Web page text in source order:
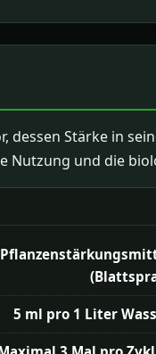
dessen Stärke in
und die
5 ml pro 1 Liter